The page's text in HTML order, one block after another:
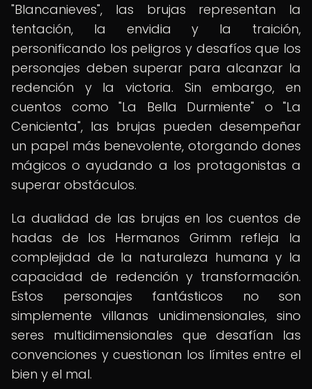
"Blancanieves", las brujas representan la
tentación, la envidia y la traición,
personificando los peligros y desafíos que los
personajes deben superar para alcanzar la
redención y la victoria. Sin embargo, en
cuentos como "La Bella Durmiente" o "La
Cenicienta", las brujas pueden desempeñar
un papel más benevolente, otorgando dones
mágicos o ayudando a los protagonistas a
superar obstáculos.
La dualidad de las brujas en los cuentos de
hadas de los Hermanos Grimm refleja la
complejidad de la naturaleza humana y la
capacidad de redención y transformación.
Estos personajes fantásticos no son
simplemente villanas unidimensionales, sino
seres multidimensionales que desafían las
convenciones y cuestionan los límites entre el
bien y el mal.